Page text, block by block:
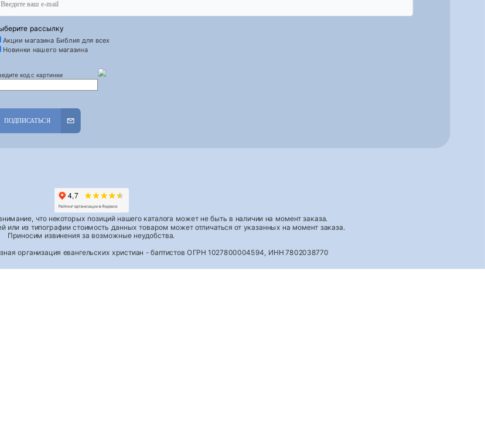
рассылку
Акции магазина Библия для всех
Новинки нашего магазина
код с картинки
ПОДПИСАТЬСЯ
что некоторых позиций нашего каталога может не быть в наличии на момент заказа.
или из типографии стоимость данных товаром может отличаться от указанных на момент заказа.
Приносим извинения за возможные неудобства.
организация евангельских христиан - баптистов ОГРН 1027800004594, ИНН 7802038770